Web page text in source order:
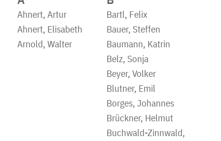
Ahnert, Artur
Ahnert, Elisabeth
Arnold, Walter
Bartl, Felix
Bauer, Steffen
Baumann, Katrin
Belz, Sonja
Beyer, Volker
Blutner, Emil
Borges, Johannes
Brückner, Helmut
Buchwald-Zinnwald,